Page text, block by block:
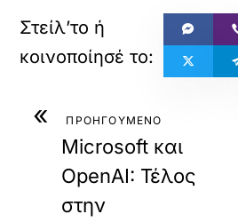
« ΠΡΟΗΓΟΥΜΕΝΟ
Microsoft και
OpenAI: Τέλος
στην